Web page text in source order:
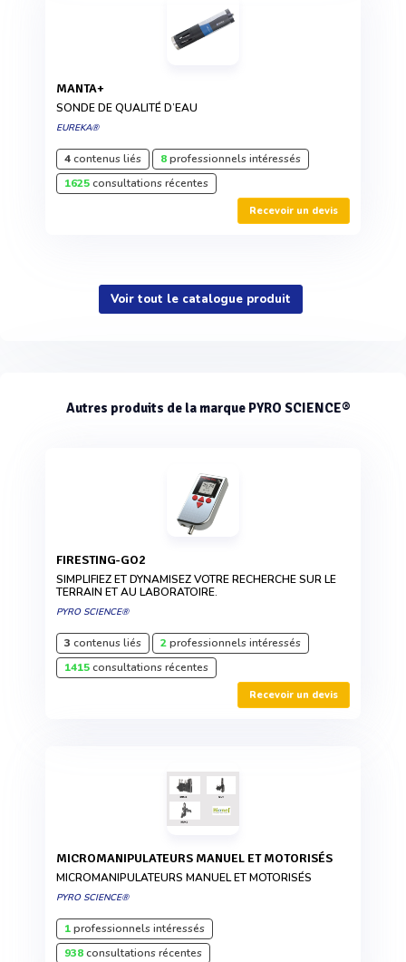
MANTA+
SONDE DE QUALITÉ D’EAU
EUREKA®
4contenus liés 8professionnels intéressés
1625consultations récentes
Recevoir un devis
Voir tout le catalogue produit
Autres produits de la marque PYRO SCIENCE®
FIRESTING-GO2
SIMPLIFIEZ ET DYNAMISEZ VOTRE RECHERCHE SUR LE
TERRAIN ET AU LABORATOIRE.
PYRO SCIENCE®
3 contenus liés 2professionnels intéressés
1415consultations récentes
Recevoir un devis
MICROMANIPULATEURS MANUEL ET MOTORISÉS
MICROMANIPULATEURS MANUEL ET MOTORISÉS
PYRO SCIENCE®
1professionnels intéressés
938consultations récentes